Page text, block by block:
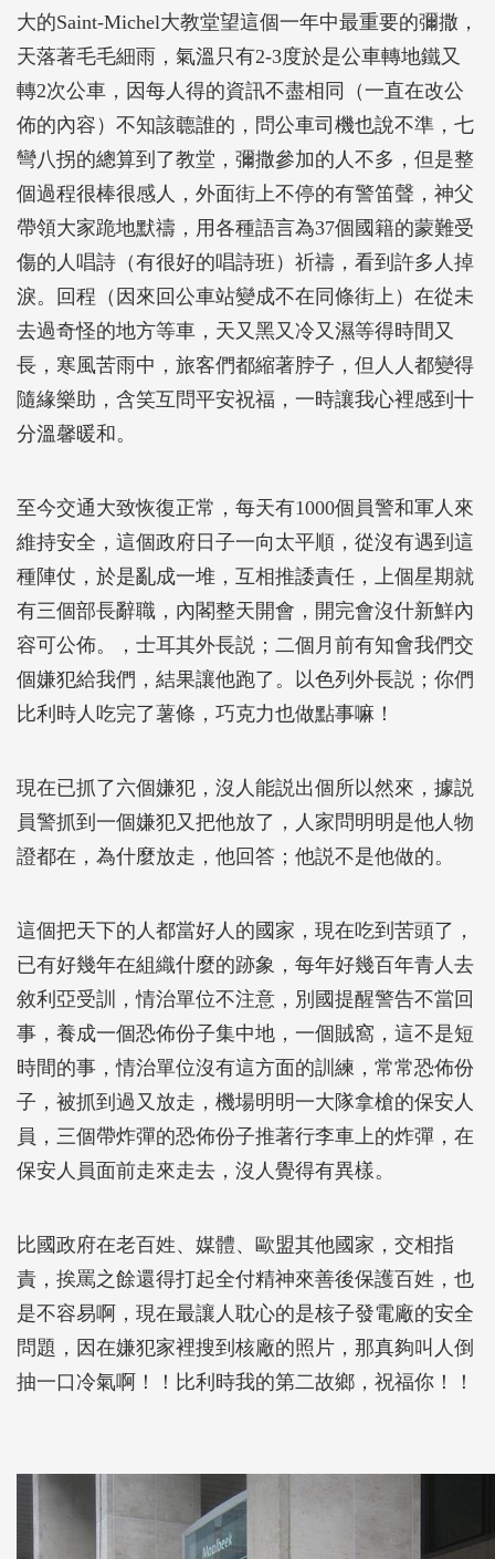
大的Saint-Michel大教堂望這個一年中最重要的彌撒，
天落著毛毛細雨，氣溫只有2-3度於是公車轉地鐵又
轉2次公車，因每人得的資訊不盡相同（一直在改公
佈的內容）不知該聼誰的，問公車司機也說不準，七
彎八拐的總算到了教堂，彌撒參加的人不多，但是整
個過程很棒很感人，外面街上不停的有警笛聲，神父
帶領大家跪地默禱，用各種語言為37個國籍的蒙難受
傷的人唱詩（有很好的唱詩班）祈禱，看到許多人掉
淚。回程（因來回公車站變成不在同條街上）在從未
去過奇怪的地方等車，天又黑又冷又濕等得時間又
長，寒風苦雨中，旅客們都縮著脖子，但人人都變得
隨緣樂助，含笑互問平安祝福，一時讓我心裡感到十
分溫馨暖和。
至今交通大致恢復正常，每天有1000個員警和軍人來
維持安全，這個政府日子一向太平順，從沒有遇到這
種陣仗，於是亂成一堆，互相推諉責任，上個星期就
有三個部長辭職，內閣整天開會，開完會沒什新鮮內
容可公佈。，士耳其外長説；二個月前有知會我們交
個嫌犯給我們，結果讓他跑了。以色列外長説；你們
比利時人吃完了薯條，巧克力也做點事嘛！
現在已抓了六個嫌犯，沒人能説出個所以然來，據説
員警抓到一個嫌犯又把他放了，人家問明明是他人物
證都在，為什麼放走，他回答；他説不是他做的。
這個把天下的人都當好人的國家，現在吃到苦頭了，
已有好幾年在組織什麼的跡象，每年好幾百年青人去
敘利亞受訓，情治單位不注意，別國提醒警告不當回
事，養成一個恐佈份子集中地，一個賊窩，這不是短
時間的事，情治單位沒有這方面的訓練，常常恐佈份
子，被抓到過又放走，機場明明一大隊拿槍的保安人
員，三個帶炸彈的恐佈份子推著行李車上的炸彈，在
保安人員面前走來走去，沒人覺得有異樣。
比國政府在老百姓、媒體、歐盟其他國家，交相指
責，挨罵之餘還得打起全付精神來善後保護百姓，也
是不容易啊，現在最讓人耽心的是核子發電廠的安全
問題，因在嫌犯家裡搜到核廠的照片，那真夠叫人倒
抽一口冷氣啊！！比利時我的第二故鄉，祝福你！！